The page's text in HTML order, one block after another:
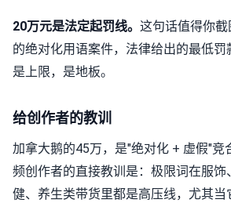
20万元是法定起罚线。 这句话值得你
的绝对化用语案件，法律给出的最低
是上限，是地板。
给创作者的教训
加拿大鹅的45万，是"绝对化 + 虚假"竞
频创作者的直接教训是：极限词在服饰
健、养生类带货里都是高压线，尤其当